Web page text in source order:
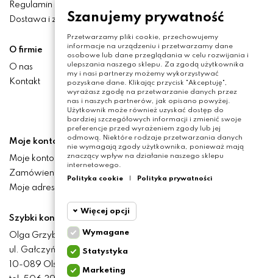
Regulamin
Dostawa i zwroty
O firmie
O nas
Kontakt
Moje konto
Moje konto
Zamówienia
Moje adresy
Szybki kontakt
Olga Grzyb STILO
ul. Gałczyńskiego 24
10-089 Olsztyn
Szanujemy prywatność
Przetwarzamy pliki cookie, przechowujemy
informacje na urządzeniu i przetwarzamy dane
osobowe lub dane przeglądania w celu rozwijania i
ulepszania naszego sklepu. Za zgodą użytkownika
my i nasi partnerzy możemy wykorzystywać
pozyskane dane. Klikając przycisk "Akceptuję",
wyrażasz zgodę na przetwarzanie danych przez
nas i naszych partnerów, jak opisano powyżej.
Użytkownik może również uzyskać dostęp do
bardziej szczegółowych informacji i zmienić swoje
preferencje przed wyrażeniem zgody lub jej
odmową. Niektóre rodzaje przetwarzania danych
nie wymagają zgody użytkownika, ponieważ mają
znaczący wpływ na działanie naszego sklepu
internetowego.
Polityka cookie
Polityka prywatności
Więcej opcji
Wymagane
Cookie
Wymagane
Statystyka
Marketing